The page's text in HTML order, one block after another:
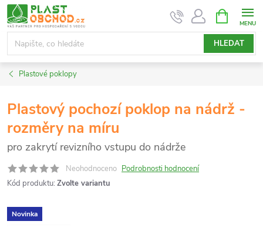
Přejít
na
obsah
HLEDAT
NÁKUPNÍ
KOŠÍK
Plastové poklopy
Plastový pochozí poklop na nádrž -
rozměry na míru
pro zakrytí revizního vstupu do nádrže
Neohodnoceno Podrobnosti hodnocení
Kód produktu: Zvolte variantu
Novinka